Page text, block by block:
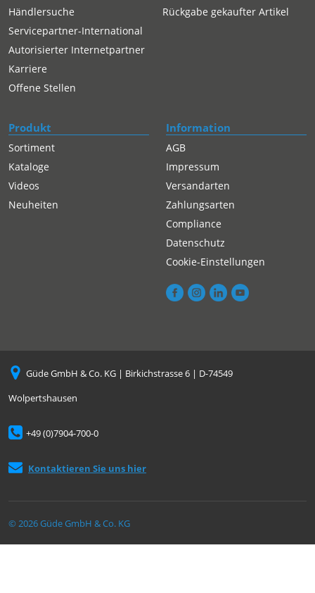
Händlersuche
Servicepartner-International
Autorisierter Internetpartner
Karriere
Offene Stellen
Rückgabe gekaufter Artikel
Produkt
Sortiment
Kataloge
Videos
Neuheiten
Information
AGB
Impressum
Versandarten
Zahlungsarten
Compliance
Datenschutz
Cookie-Einstellungen
Güde GmbH & Co. KG | Birkichstrasse 6 | D-74549
Wolpertshausen
+49 (0)7904-700-0
Kontaktieren Sie uns hier
© 2026 Güde GmbH & Co. KG